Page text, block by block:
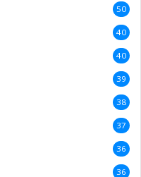
50
40
40
39
38
37
36
36